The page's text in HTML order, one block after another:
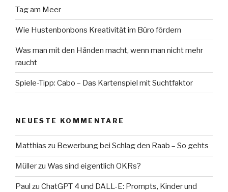
Tag am Meer
Wie Hustenbonbons Kreativität im Büro fördern
Was man mit den Händen macht, wenn man nicht mehr
raucht
Spiele-Tipp: Cabo – Das Kartenspiel mit Suchtfaktor
NEUESTE KOMMENTARE
Matthias zu Bewerbung bei Schlag den Raab – So gehts
Müllerzu Was sind eigentlich OKRs?
Paul zu ChatGPT 4 und DALL-E: Prompts, Kinder und